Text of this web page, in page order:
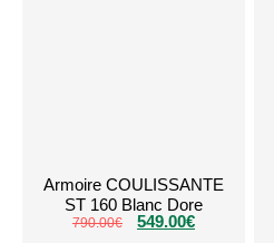
Armoire COULISSANTE
ST 160 Blanc Dore
790.00€ 549.00€